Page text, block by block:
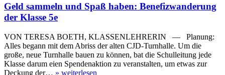
Geld sammeln und Spaß haben: Benefizwanderung
der Klasse 5e
VON TERESA BOETH, KLASSENLEHRERIN — Planung:
Alles begann mit dem Abriss der alten CJD-Turnhalle. Um die
große, neue Turnhalle bauen zu können, bat die Schulleitung jede
Klasse darum eien Spendenaktion zu veranstalten, um etwas zur
Deckung der… » weiterlesen